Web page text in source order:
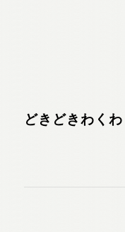
どきどきわくわ